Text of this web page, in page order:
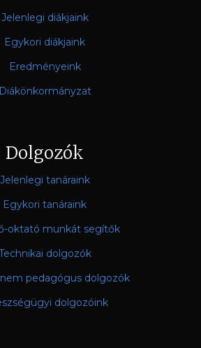
Jelenlegi diákjaink
Egykori diákjaink
Eredményeink
Diákönkormányzat
Dolgozók
Jelenlegi tanáraink
Egykori tanáraink
oktató munkát segítők
dolgozók
pedagógus dolgozók
dolgozóink